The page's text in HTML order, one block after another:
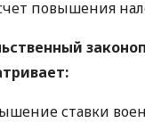
повышения
ставки